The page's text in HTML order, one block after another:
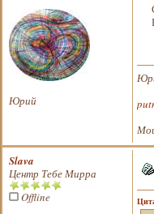
Юрий
Slava
Центр Тебе Мирра
Offline